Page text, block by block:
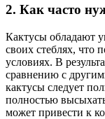
2. Как часто
Кактусы обладают
своих стеблях, что
условиях. В
сравнению с
кактусы следует
полностью
может привести к